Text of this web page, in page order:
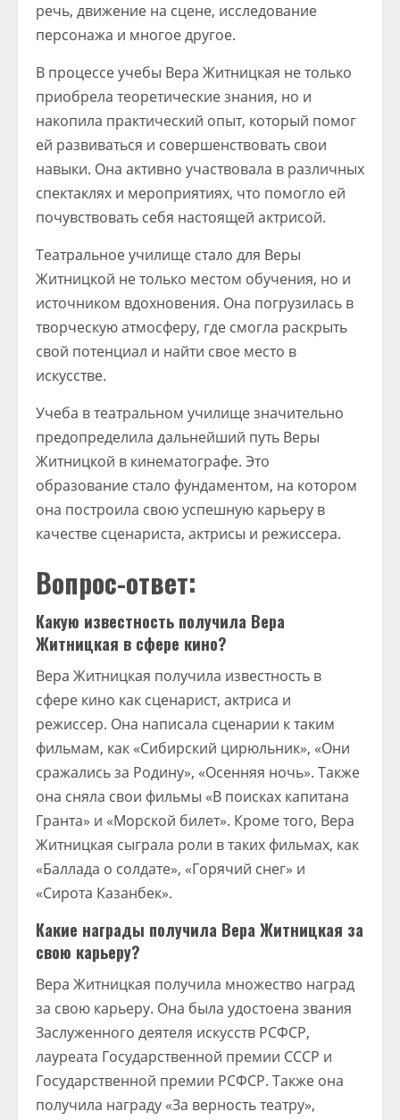
речь, движение на сцене, исследование
персонажа и многое другое.
В процессе учебы Вера Житницкая не только
приобрела теоретические знания, но и
накопила практический опыт, который помог
ей развиваться и совершенствовать свои
навыки. Она активно участвовала в различных
спектаклях и мероприятиях, что помогло ей
почувствовать себя настоящей актрисой.
Театральное училище стало для Веры
Житницкой не только местом обучения, но и
источником вдохновения. Она погрузилась в
творческую атмосферу, где смогла раскрыть
свой потенциал и найти свое место в
искусстве.
Учеба в театральном училище значительно
предопределила дальнейший путь Веры
Житницкой в кинематографе. Это
образование стало фундаментом, на котором
она построила свою успешную карьеру в
качестве сценариста, актрисы и режиссера.
Вопрос-ответ:
Какую известность получила Вера
Житницкая в сфере кино?
Вера Житницкая получила известность в
сфере кино как сценарист, актриса и
режиссер. Она написала сценарии к таким
фильмам, как «Сибирский цирюльник», «Они
сражались за Родину», «Осенняя ночь». Также
она сняла свои фильмы «В поисках капитана
Гранта» и «Морской билет». Кроме того, Вера
Житницкая сыграла роли в таких фильмах, как
«Баллада о солдате», «Горячий снег» и
«Сирота Казанбек».
Какие награды получила Вера Житницкая за
свою карьеру?
Вера Житницкая получила множество наград
за свою карьеру. Она была удостоена звания
Заслуженного деятеля искусств РСФСР,
лауреата Государственной премии СССР и
Государственной премии РСФСР. Также она
получила награду «За верность театру»,